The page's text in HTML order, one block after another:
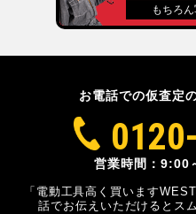
もちろ
お電話での仮査定
営業時間：9:00
「電動工具高く買います
話でお伝えいただけるとス